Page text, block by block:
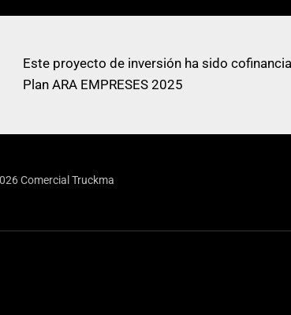
Este proyecto de inversión ha sido
Plan ARA EMPRESES 2025
Comercial Truckma